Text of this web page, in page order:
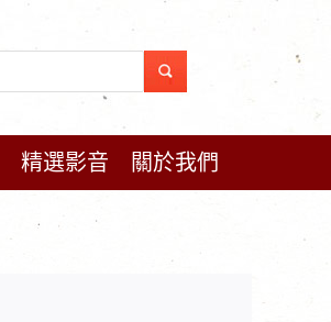
精選影音 關於我們